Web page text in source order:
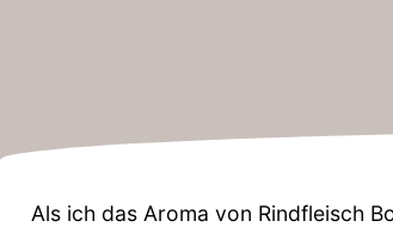
Als ich das Aroma von Rindfleisch